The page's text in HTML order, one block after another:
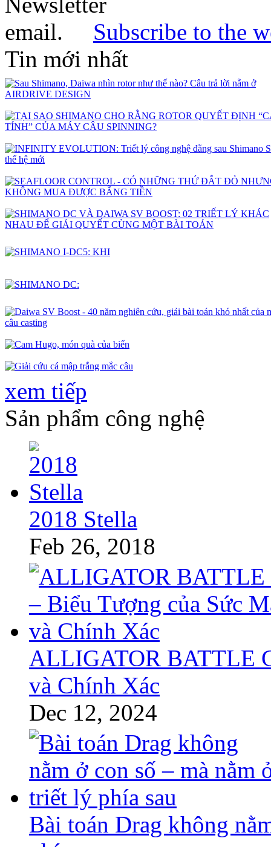
Subscribe to the
Tin mới nhất
xem tiếp
Sản phẩm công nghệ
2018 Stella
Feb 26, 2018
ALLIGATOR BATTLE
và Chính Xác
Dec 12, 2024
Bài toán Drag không